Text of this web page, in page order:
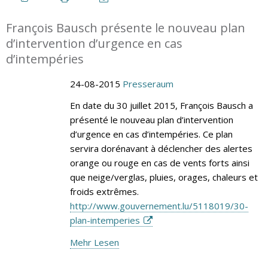
François Bausch présente le nouveau plan
d’intervention d’urgence en cas
d’intempéries
24-08-2015 Presseraum
En date du 30 juillet 2015, François Bausch a
présenté le nouveau plan d’intervention
d’urgence en cas d’intempéries. Ce plan
servira dorénavant à déclencher des alertes
orange ou rouge en cas de vents forts ainsi
que neige/verglas, pluies, orages, chaleurs et
froids extrêmes.
http://www.gouvernement.lu/5118019/30-
plan-intemperies
Mehr Lesen